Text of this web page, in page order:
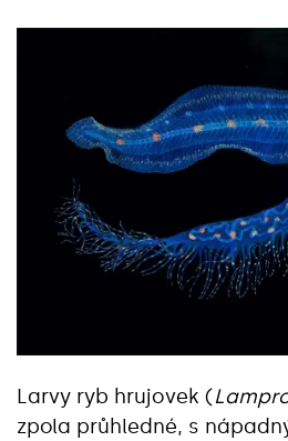
Larvy ryb hrujovek (
zpola průhledné, s